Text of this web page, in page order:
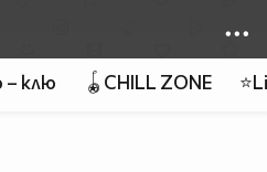
– клю 🪀CHILL ZONE